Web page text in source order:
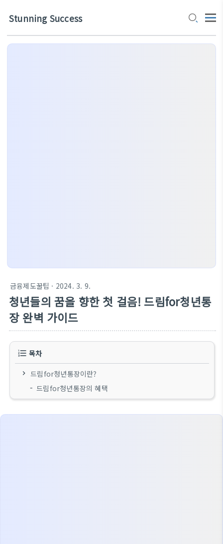
Stunning Success
금융제도꿀팁 · 2024. 3. 9.
청년들의 꿈을 향한 첫 걸음! 드림for청년통
장 완벽 가이드
목차
드림for청년통장이란?
드림for청년통장의 혜택